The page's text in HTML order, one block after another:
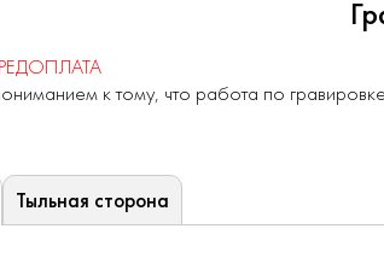
к тому, что работа по
Тыльная сторона